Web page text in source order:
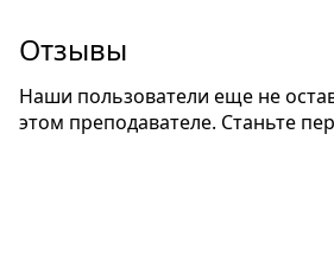
Отзывы
Наши пользователи еще не
этом преподавателе. Станьте